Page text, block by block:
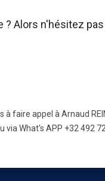
Alors n'hésitez pas
faire appel à Arnaud
via What's APP +32 492